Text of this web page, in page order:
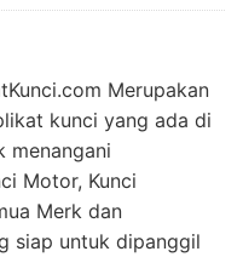
Merupakan
kunci yang ada di
menangani
Motor, Kunci
Merk dan
siap untuk dipanggil